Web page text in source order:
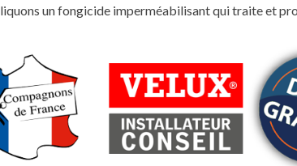
un fongicide imperméabilisant qui traite et